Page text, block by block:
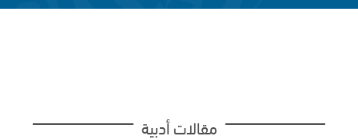
مقالات أدبية